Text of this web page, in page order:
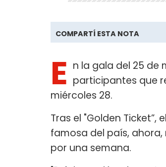
COMPARTÍ ESTA NOTA
E n la gala del 25 de
participantes que
miércoles 28.
Tras el "Golden
famosa del país,
por una semana.